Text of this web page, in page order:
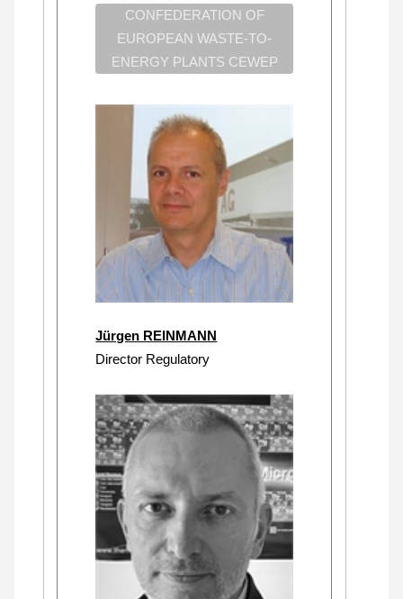
CONFEDERATION OF
EUROPEAN WASTE-TO-
ENERGY PLANTS CEWEP
Jürgen REINMANN
Director Regulatory